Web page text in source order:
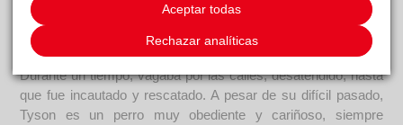
Curiosidades
Tyson es un American Staffordshire de 7 años, lleno de
energía y con un espíritu juguetón que no pasa desapercibido.
Durante un tiempo, vagaba por las calles, desatendido, hasta
que fue incautado y rescatado. A pesar de su difícil pasado,
Tyson es un perro muy obediente y cariñoso, siempre
Aceptar todas
Rechazar analíticas